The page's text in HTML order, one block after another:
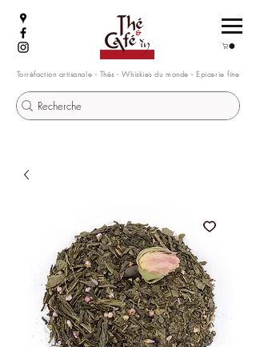
Torréfaction artisanale - Thés - Whiskies du monde - Epicerie fine